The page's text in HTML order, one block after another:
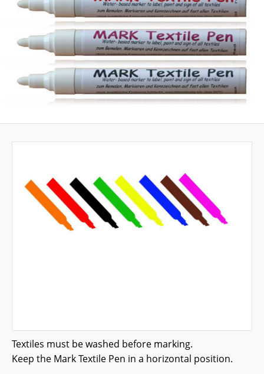
Textiles must be washed before marking.
Keep the Mark Textile Pen in a horizontal position.